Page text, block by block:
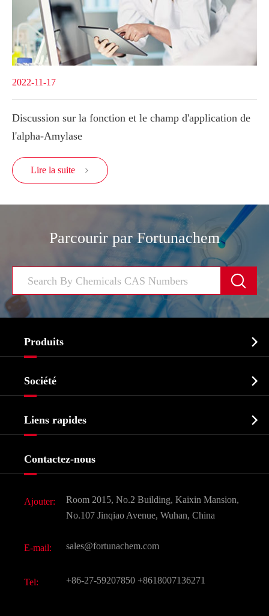
2022-11-17
Discussion sur la fonction et le champ d'application de
l'alpha-Amylase
Lire la suite 
Parcourir par Fortunachem

Produits 
Biochimique
Produits agrochimiques et intermédiaires
Ingrédients cosmétiques
Saveurs et parfums
CAS chimiques
Société 
Histoire de l'entreprise
Liens rapides 
Contactez-nous
Ajouter:
Room 2015, No.2 Building, Kaixin Mansion,
No.107 Jinqiao Avenue, Wuhan, China
E-mail: sales@fortunachem.com
Tel: +86-27-59207850 +8618007136271